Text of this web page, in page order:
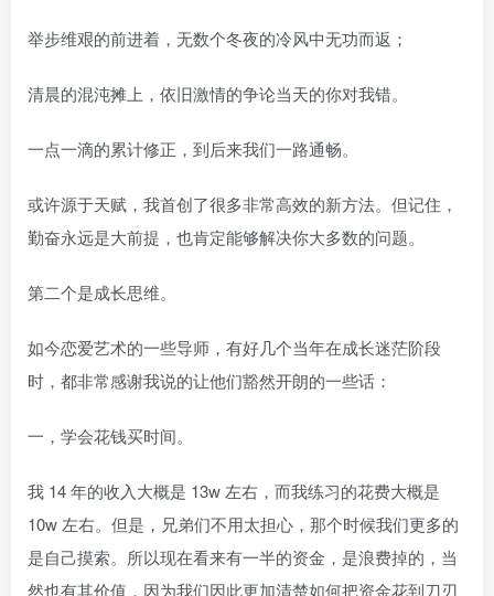
举步维艰的前进着，无数个冬夜的冷风中无功而返；
清晨的混沌摊上，依旧激情的争论当天的你对我错。
一点一滴的累计修正，到后来我们一路通畅。
或许源于天赋，我首创了很多非常高效的新方法。但记住，
勤奋永远是大前提，也肯定能够解决你大多数的问题。
第二个是成长思维。
如今恋爱艺术的一些导师，有好几个当年在成长迷茫阶段
时，都非常感谢我说的让他们豁然开朗的一些话：
一，学会花钱买时间。
我 14 年的收入大概是 13w 左右，而我练习的花费大概是
10w 左右。但是，兄弟们不用太担心，那个时候我们更多的
是自己摸索。所以现在看来有一半的资金，是浪费掉的，当
然也有其价值，因为我们因此更加清楚如何把资金花到刀刃